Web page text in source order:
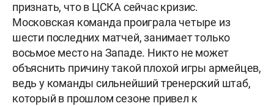
признать, что в ЦСКА сейчас кризис.
Московская команда проиграла четыре из
шести последних матчей, занимает только
восьмое место на Западе. Никто не может
объяснить причину такой плохой игры армейцев,
ведь у команды сильнейший тренерский штаб,
который в прошлом сезоне привел к